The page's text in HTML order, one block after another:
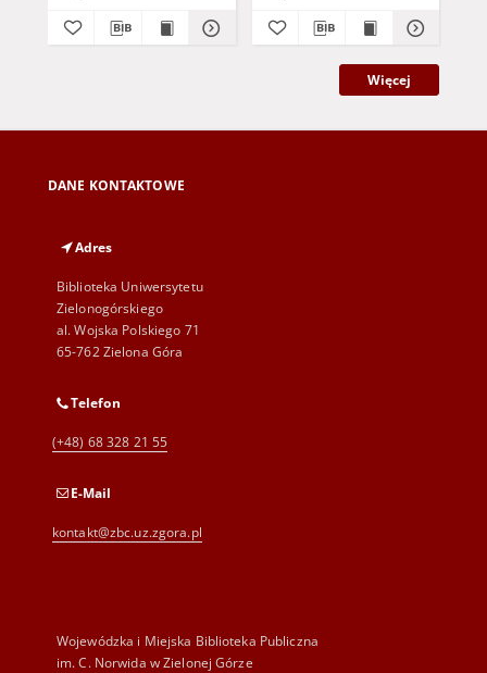
Więcej
DANE KONTAKTOWE
Adres
Biblioteka Uniwersytetu
Zielonogórskiego
al. Wojska Polskiego 71
65-762 Zielona Góra
Telefon
(+48) 68 328 21 55
E-Mail
kontakt@zbc.uz.zgora.pl
Wojewódzka i Miejska Biblioteka Publiczna
im. C. Norwida w Zielonej Górze